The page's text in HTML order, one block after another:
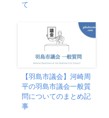
て
【羽島市議会】河崎周
平の羽島市議会一般質
問についてのまとめ記
事